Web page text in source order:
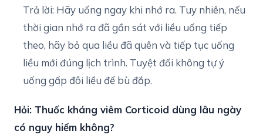
Trả lời: Hãy uống ngay khi nhớ ra. Tuy nhiên, nếu
thời gian nhớ ra đã gần sát với liều uống tiếp
theo, hãy bỏ qua liều đã quên và tiếp tục uống
liều mới đúng lịch trình. Tuyệt đối không tự ý
uống gấp đôi liều để bù đắp.
Hỏi: Thuốc kháng viêm Corticoid dùng lâu ngày
có nguy hiểm không?